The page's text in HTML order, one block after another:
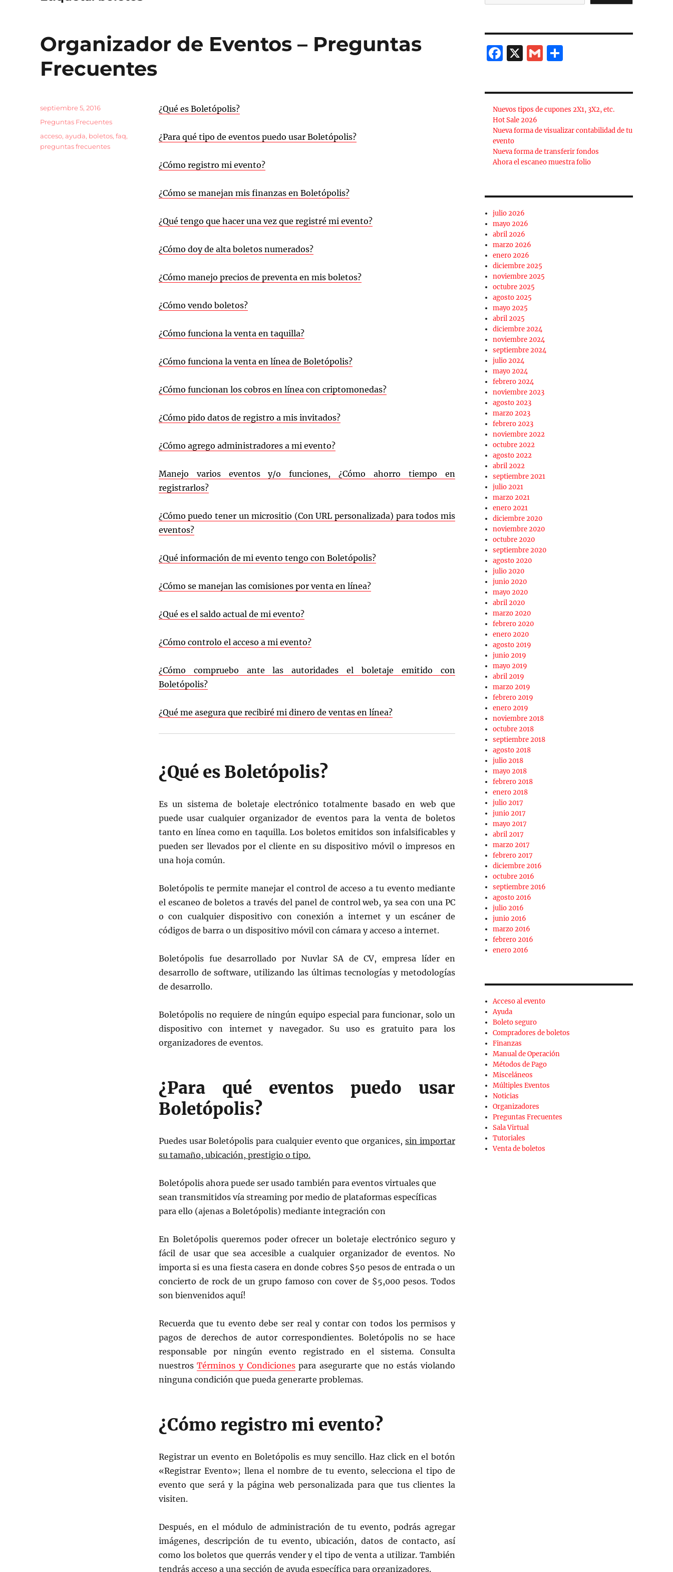
Organizador de Eventos – Preguntas
Frecuentes
¿Qué es Boletópolis?
¿Para qué tipo de eventos puedo usar Boletópolis?
¿Cómo registro mi evento?
¿Cómo se manejan mis finanzas en Boletópolis?
¿Qué tengo que hacer una vez que registré mi evento?
¿Cómo doy de alta boletos numerados?
¿Cómo manejo precios de preventa en mis boletos?
¿Cómo vendo boletos?
¿Cómo funciona la venta en taquilla?
¿Cómo funciona la venta en línea de Boletópolis?
¿Cómo funcionan los cobros en línea con criptomonedas?
¿Cómo pido datos de registro a mis invitados?
¿Cómo agrego administradores a mi evento?
Manejo varios eventos y/o funciones, ¿Cómo ahorro tiempo en
registrarlos?
¿Cómo puedo tener un micrositio (Con URL personalizada) para todos mis
eventos?
¿Qué información de mi evento tengo con Boletópolis?
¿Cómo se manejan las comisiones por venta en línea?
¿Qué es el saldo actual de mi evento?
¿Cómo controlo el acceso a mi evento?
¿Cómo compruebo ante las autoridades el boletaje emitido con
Boletópolis?
¿Qué me asegura que recibiré mi dinero de ventas en línea?
¿Qué es Boletópolis?
Es un sistema de boletaje electrónico totalmente basado en web que
puede usar cualquier organizador de eventos para la venta de boletos
tanto en línea como en taquilla. Los boletos emitidos son infalsificables y
pueden ser llevados por el cliente en su dispositivo móvil o impresos en
una hoja común.
Boletópolis te permite manejar el control de acceso a tu evento mediante
el escaneo de boletos a través del panel de control web, ya sea con una PC
o con cualquier dispositivo con conexión a internet y un escáner de
códigos de barra o un dispositivo móvil con cámara y acceso a internet.
Boletópolis fue desarrollado por Nuvlar SA de CV, empresa líder en
desarrollo de software, utilizando las últimas tecnologías y metodologías
de desarrollo.
Boletópolis no requiere de ningún equipo especial para funcionar, solo un
dispositivo con internet y navegador. Su uso es gratuito para los
organizadores de eventos.
¿Para qué eventos puedo usar
Boletópolis?
Puedes usar Boletópolis para cualquier evento que organices, sin importar
su tamaño, ubicación, prestigio o tipo.
Boletópolis ahora puede ser usado también para eventos virtuales que
sean transmitidos vía streaming por medio de plataformas específicas
para ello (ajenas a Boletópolis) mediante integración con
En Boletópolis queremos poder ofrecer un boletaje electrónico seguro y
fácil de usar que sea accesible a cualquier organizador de eventos. No
importa si es una fiesta casera en donde cobres $50 pesos de entrada o un
concierto de rock de un grupo famoso con cover de $5,000 pesos. Todos
son bienvenidos aquí!
Recuerda que tu evento debe ser real y contar con todos los permisos y
pagos de derechos de autor correspondientes. Boletópolis no se hace
responsable por ningún evento registrado en el sistema. Consulta
nuestrosTérminos y Condicionespara asegurarte que no estás violando
ninguna condición que pueda generarte problemas.
¿Cómo registro mi evento?
Registrar un evento en Boletópolis es muy sencillo. Haz click en el botón
«Registrar Evento»; llena el nombre de tu evento, selecciona el tipo de
evento que será y la página web personalizada para que tus clientes la
visiten.
Después, en el módulo de administración de tu evento, podrás agregar
imágenes, descripción de tu evento, ubicación, datos de contacto, así
como los boletos que querrás vender y el tipo de venta a utilizar. También
tendrás acceso a una sección de ayuda específica para organizadores.
Publicado
septiembre 5, 2016
Categorías
Preguntas Frecuentes
Etiquetas
acceso,ayuda, boletos,faq,
preguntas frecuentes
F
b
o
o
k
X G C
a
rt
ir
Nuevos tipos de cupones 2X1, 3X2, etc.
Hot Sale 2026
Nueva forma de visualizar contabilidad de tu
evento
Nueva forma de transferir fondos
Ahora el escaneo muestra folio
julio 2026
mayo 2026
abril 2026
marzo 2026
enero 2026
diciembre 2025
noviembre 2025
octubre 2025
agosto 2025
mayo 2025
abril 2025
diciembre 2024
noviembre 2024
septiembre 2024
julio 2024
mayo 2024
febrero 2024
noviembre 2023
agosto 2023
marzo 2023
febrero 2023
noviembre 2022
octubre 2022
agosto 2022
abril 2022
septiembre 2021
julio 2021
marzo 2021
enero 2021
diciembre 2020
noviembre 2020
octubre 2020
septiembre 2020
agosto 2020
julio 2020
junio 2020
mayo 2020
abril 2020
marzo 2020
febrero 2020
enero 2020
agosto 2019
junio 2019
mayo 2019
abril 2019
marzo 2019
febrero 2019
enero 2019
noviembre 2018
octubre 2018
septiembre 2018
agosto 2018
julio 2018
mayo 2018
febrero 2018
enero 2018
julio 2017
junio 2017
mayo 2017
abril 2017
marzo 2017
febrero 2017
diciembre 2016
octubre 2016
septiembre 2016
agosto 2016
julio 2016
junio 2016
marzo 2016
febrero 2016
enero 2016
Acceso al evento
Ayuda
Boleto seguro
Compradores de boletos
Finanzas
Manual de Operación
Métodos de Pago
Misceláneos
Múltiples Eventos
Noticias
Organizadores
Preguntas Frecuentes
Sala Virtual
Tutoriales
Venta de boletos